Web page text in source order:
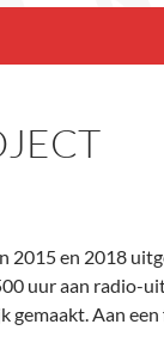
2015 en 2018
uur aan radio-
gemaakt. Aan